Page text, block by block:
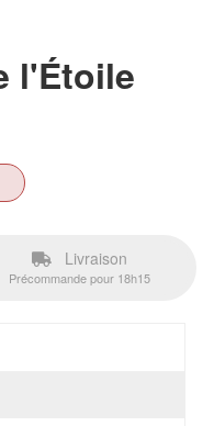
l'Étoile
Livraison
Précommande pour 18h15